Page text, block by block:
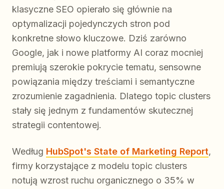
klasyczne SEO opierało się głównie na
optymalizacji pojedynczych stron pod
konkretne słowo kluczowe. Dziś zarówno
Google, jak i nowe platformy AI coraz mocniej
premiują szerokie pokrycie tematu, sensowne
powiązania między treściami i semantyczne
zrozumienie zagadnienia. Dlatego topic clusters
stały się jednym z fundamentów skutecznej
strategii contentowej.
Według HubSpot's State of Marketing Report,
firmy korzystające z modelu topic clusters
notują wzrost ruchu organicznego o 35% w